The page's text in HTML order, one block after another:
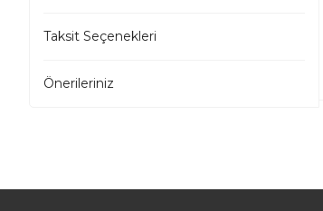
Taksit Seçenekleri
Önerileriniz